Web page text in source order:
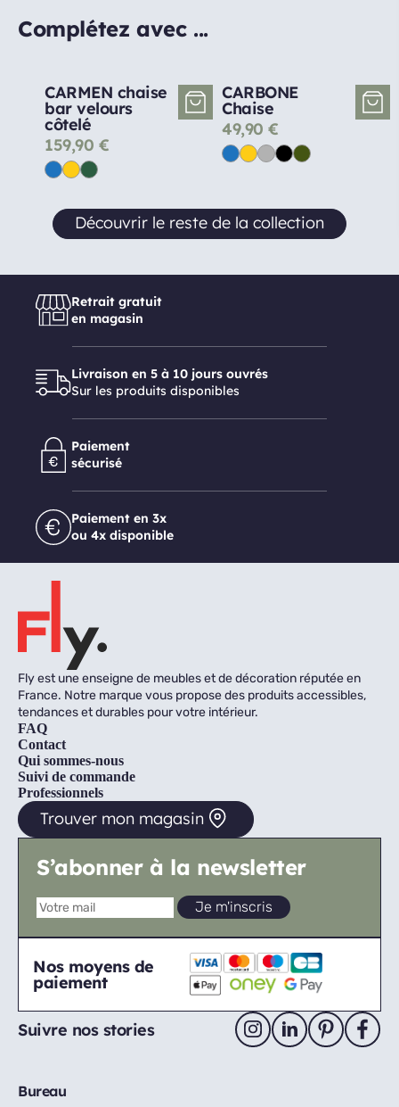
Complétez avec ...
CARMEN chaise
bar velours
côtelé
159,90 €
CARBONE
Chaise
49,90 €
Découvrir le reste de la collection
Retrait gratuit
en magasin
Livraison en 5 à 10 jours ouvrés
Sur les produits disponibles
Paiement
sécurisé
Paiement en 3x
ou 4x disponible
Fly est une enseigne de meubles et de décoration réputée en
France. Notre marque vous propose des produits accessibles,
tendances et durables pour votre intérieur.
FAQ
Contact
Qui sommes-nous
Suivi de commande
Professionnels
Trouver mon magasin
S’abonner à la newsletter
Nos moyens de
paiement
Suivre nos stories
Bureau